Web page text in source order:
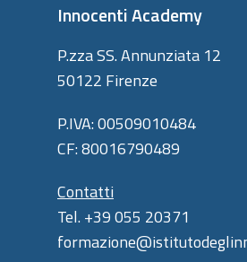
Innocenti Academy
P.zza SS. Annunziata 12
50122 Firenze
P.IVA: 00509010484
CF: 80016790489
Contatti
Tel. +39 055 20371